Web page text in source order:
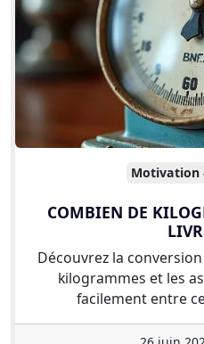
Motivation
COMBIEN DE
Découvrez la
kilogrammes et les
facilement entre